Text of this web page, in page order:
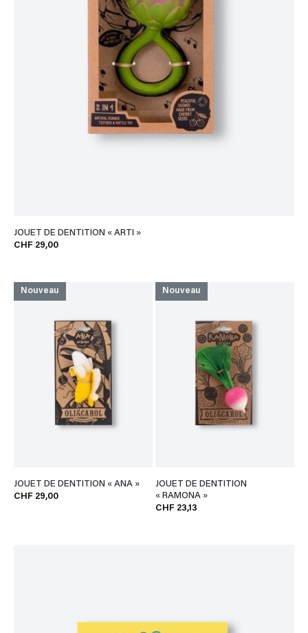
JOUET DE DENTITION « ARTI »
CHF 29,00
Nouveau
JOUET DE DENTITION « ANA »
CHF 29,00
Nouveau
JOUET DE DENTITION
« RAMONA »
CHF 23,13